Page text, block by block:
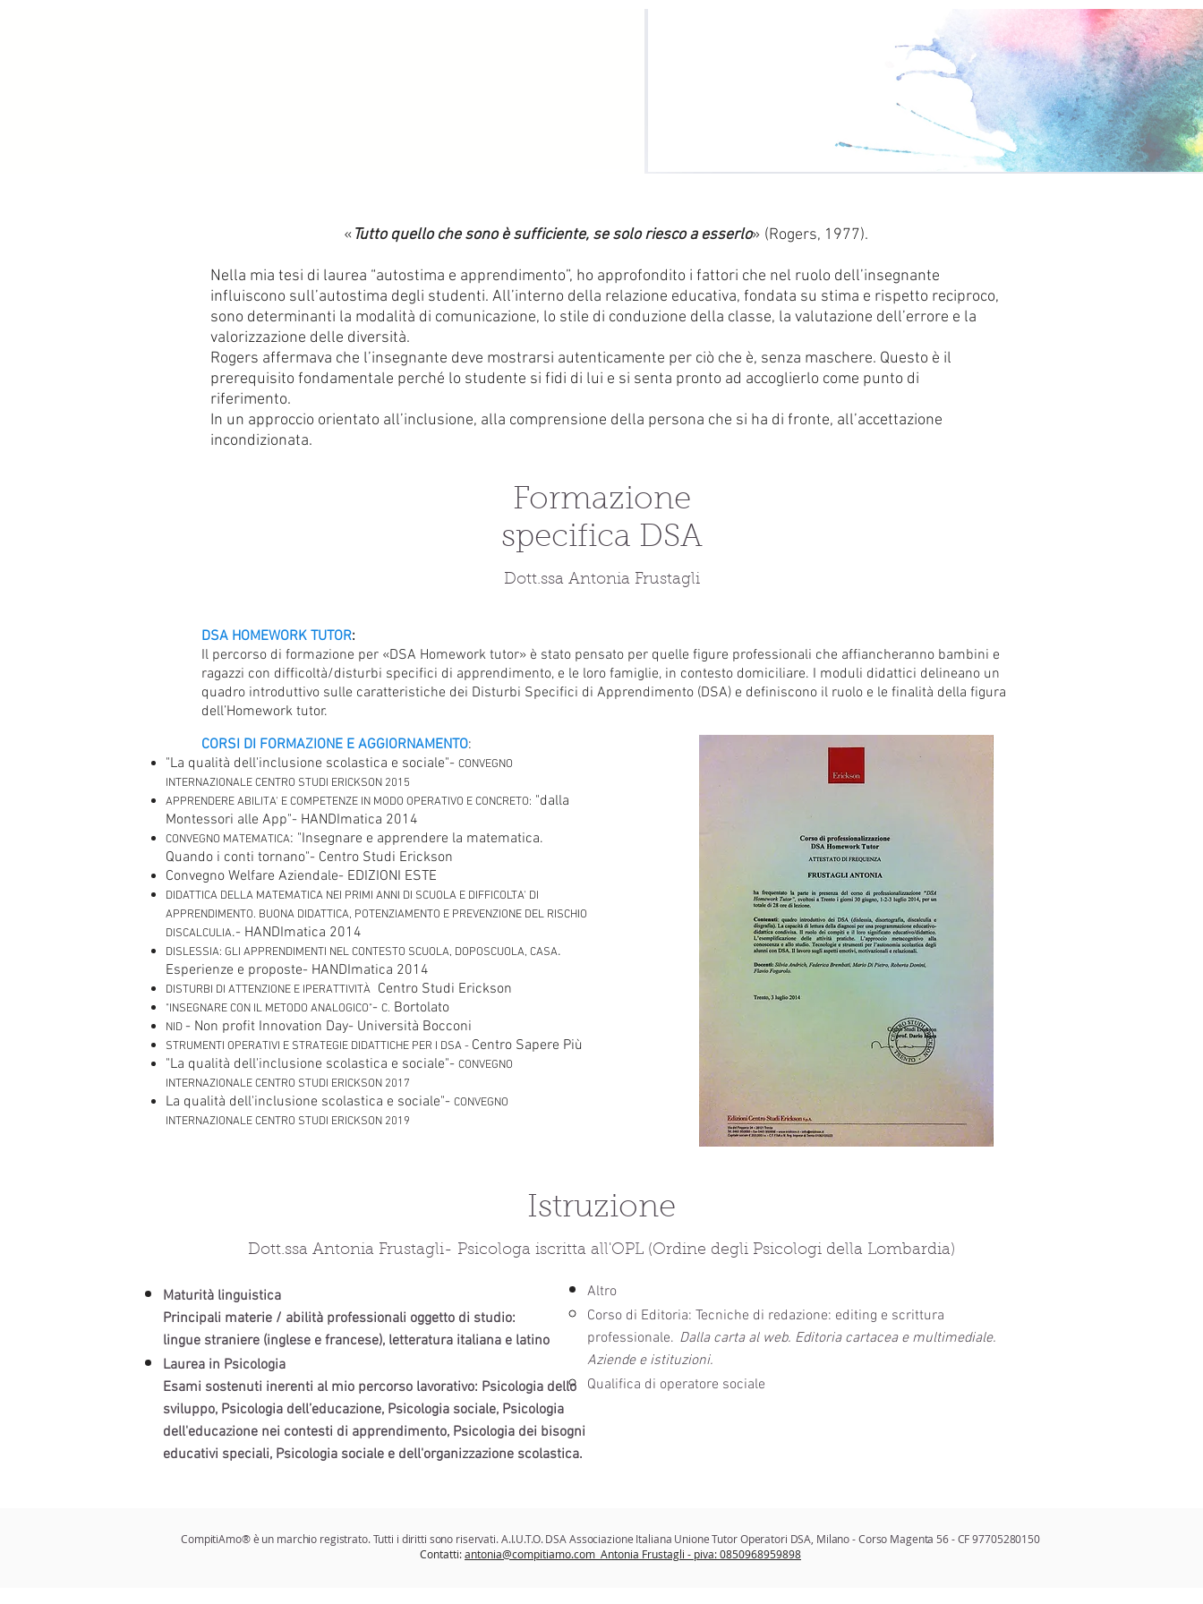
«Tutto quello che sono è sufficiente, se solo riesco a esserlo» (Rogers, 1977).
Nella mia tesi di laurea “autostima e apprendimento”, ho approfondito i fattori che nel ruolo dell’insegnante
influiscono sull’autostima degli studenti. All’interno della relazione educativa, fondata su stima e rispetto reciproco,
sono determinanti la modalità di comunicazione, lo stile di conduzione della classe, la valutazione dell’errore e la
valorizzazione delle diversità.
Rogers affermava che l’insegnante deve mostrarsi autenticamente per ciò che è, senza maschere. Questo è il
prerequisito fondamentale perché lo studente si fidi di lui e si senta pronto ad accoglierlo come punto di
riferimento.
In un approccio orientato all’inclusione, alla comprensione della persona che si ha di fronte, all’accettazione
incondizionata.
Formazione
specifica DSA
Dott.ssa Antonia Frustagli
DSA HOMEWORK TUTOR:
Il percorso di formazione per «DSA Homework tutor» è stato pensato per quelle figure professionali che affiancheranno bambini e
ragazzi con difficoltà/disturbi specifici di apprendimento, e le loro famiglie, in contesto domiciliare. I moduli didattici delineano un
quadro introduttivo sulle caratteristiche dei Disturbi Specifici di Apprendimento (DSA) e definiscono il ruolo e le finalità della figura
dell’Homework tutor.
CORSI DI FORMAZIONE E AGGIORNAMENTO:
"La qualità dell'inclusione scolastica e sociale"- CONVEGNO
INTERNAZIONALE CENTRO STUDI ERICKSON 2015
APPRENDERE ABILITA' E COMPETENZE IN MODO OPERATIVO E CONCRETO: "dalla
Montessori alle App"- HANDImatica 2014
CONVEGNO MATEMATICA: "Insegnare e apprendere la matematica.
Quando i conti tornano"- Centro Studi Erickson
Convegno Welfare Aziendale- EDIZIONI ESTE
DIDATTICA DELLA MATEMATICA NEI PRIMI ANNI DI SCUOLA E DIFFICOLTA' DI
APPRENDIMENTO. BUONA DIDATTICA, POTENZIAMENTO E PREVENZIONE DEL RISCHIO
DISCALCULIA.- HANDImatica 2014
DISLESSIA: GLI APPRENDIMENTI NEL CONTESTO SCUOLA, DOPOSCUOLA, CASA.
Esperienze e proposte- HANDImatica 2014
DISTURBI DI ATTENZIONE E IPERATTIVITÀ Centro Studi Erickson
"INSEGNARE CON IL METODO ANALOGICO"- C. Bortolato
NID- Non profit Innovation Day- Università Bocconi
STRUMENTI OPERATIVI E STRATEGIE DIDATTICHE PER I DSA - Centro Sapere Più
"La qualità dell'inclusione scolastica e sociale"- CONVEGNO
INTERNAZIONALE CENTRO STUDI ERICKSON 2017
La qualità dell'inclusione scolastica e sociale"- CONVEGNO
INTERNAZIONALE CENTRO STUDI ERICKSON 2019
Istruzione
Dott.ssa Antonia Frustagli- Psicologa iscritta all'OPL (Ordine degli Psicologi della Lombardia)
Maturità linguistica
Principali materie / abilità professionali oggetto di studio:
lingue straniere (inglese e francese), letteratura italiana e latino
Laurea in Psicologia
Esami sostenuti inerenti al mio percorso lavorativo: Psicologia dello
sviluppo, Psicologia dell’educazione, Psicologia sociale, Psicologia
dell'educazione nei contesti di apprendimento, Psicologia dei bisogni
educativi speciali, Psicologia sociale e dell'organizzazione scolastica.
Altro
Corso di Editoria: Tecniche di redazione: editing e scrittura
professionale. Dalla carta al web. Editoria cartacea e multimediale.
Aziende e istituzioni.
Qualifica di operatore sociale
CompitiAmo® è un marchio registrato. Tutti i diritti sono riservati. A.I.U.T.O. DSA Associazione Italiana Unione Tutor Operatori DSA, Milano - Corso Magenta 56 - CF 97705280150
Contatti:antonia@compitiamo.com Antonia Frustagli - piva: 0850968959898